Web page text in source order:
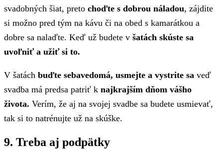
svadobných šiat, preto choďte s dobrou náladou, zájdite
si možno pred tým na kávu či na obed s kamarátkou a
dobre sa nalaďte. Keď už budete v šatách skúste sa
uvoľniť a užiť si to.
V šatách buďte sebavedomá, usmejte a vystrite sa veď
svadba má predsa patriť k najkrajším dňom vášho
života. Verím, že aj na svojej svadbe sa budete usmievať,
tak si to natrénujte už na skúške.
9. Treba aj podpätky